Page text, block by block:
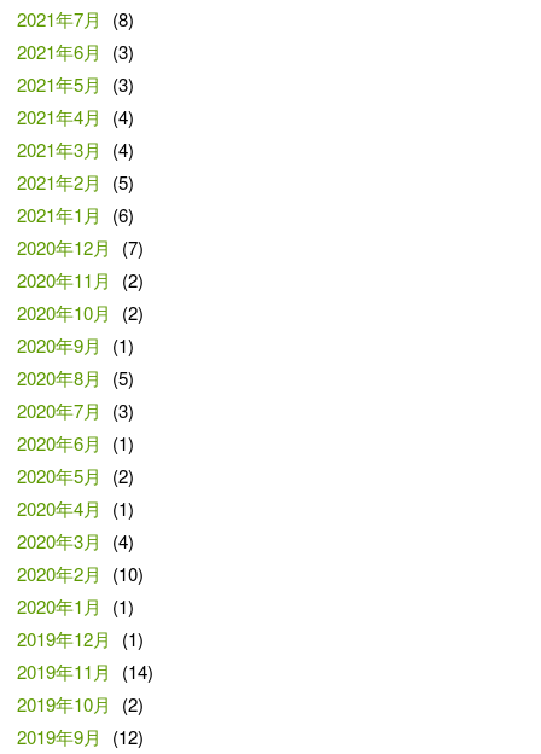
2021年7月
(8)
2021年6月
(3)
2021年5月
(3)
2021年4月
(4)
2021年3月
(4)
2021年2月
(5)
2021年1月
(6)
2020年12月
(7)
2020年11月
(2)
2020年10月
(2)
2020年9月
(1)
2020年8月
(5)
2020年7月
(3)
2020年6月
(1)
2020年5月
(2)
2020年4月
(1)
2020年3月
(4)
2020年2月
(10)
2020年1月
(1)
2019年12月
(1)
2019年11月
(14)
2019年10月
(2)
2019年9月
(12)